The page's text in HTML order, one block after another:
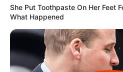
She Put Toothpaste On Her Feet
What Happened